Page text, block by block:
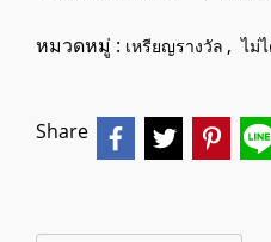
หมวดหมู่ : เหรียญรางวัล , ไม่
Share